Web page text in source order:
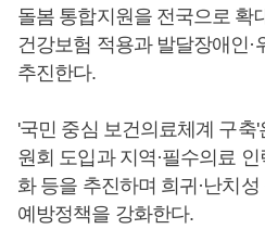
돌봄 통합지원을 전국으로 확
건강보험 적용과 발달장애인
추진한다.
'국민 중심 보건의료체계 구축
원회 도입과 지역·필수의료
화 등을 추진하며 희귀·난치
예방정책을 강화한다.